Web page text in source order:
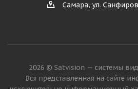
Самара, ул.
2026 © Satvision — системы
Вся представленная на сайте